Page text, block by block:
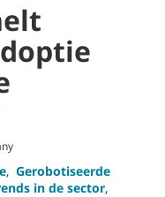
, Gerobotiseerde
in de sector,